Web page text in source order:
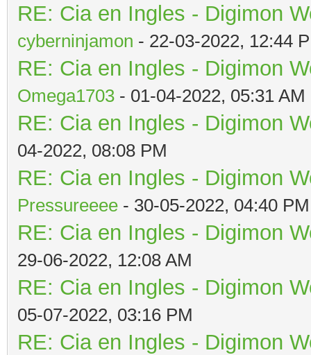
RE: Cia en Ingles - Digimon
cyberninjamon - 22-03-2022, 12:44
RE: Cia en Ingles - Digimon
Omega1703 - 01-04-2022, 05:31 AM
RE: Cia en Ingles - Digimon
04-2022, 08:08 PM
RE: Cia en Ingles - Digimon
Pressureeee - 30-05-2022, 04:40 PM
RE: Cia en Ingles - Digimon
29-06-2022, 12:08 AM
RE: Cia en Ingles - Digimon
05-07-2022, 03:16 PM
RE: Cia en Ingles - Digimon